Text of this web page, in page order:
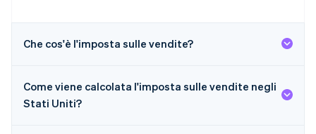
Che cos'è l'imposta sulle vendite?
Come viene calcolata l'imposta sulle vendite negli
Stati Uniti?
Germania
日本語English
Gibilterra